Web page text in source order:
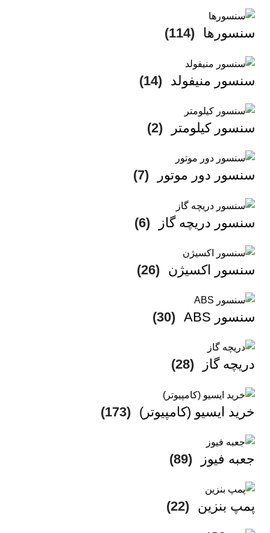
سنسورها (114)
سنسور منیفولد (14)
سنسور کیلومتر (2)
سنسور دور موتور (7)
سنسور دریچه گاز (6)
سنسور اکسیژن (26)
سنسور ABS (30)
دریچه گاز (28)
خرید ایسیو (کامپیوتر) (173)
جعبه فیوز (89)
پمپ بنزین (22)